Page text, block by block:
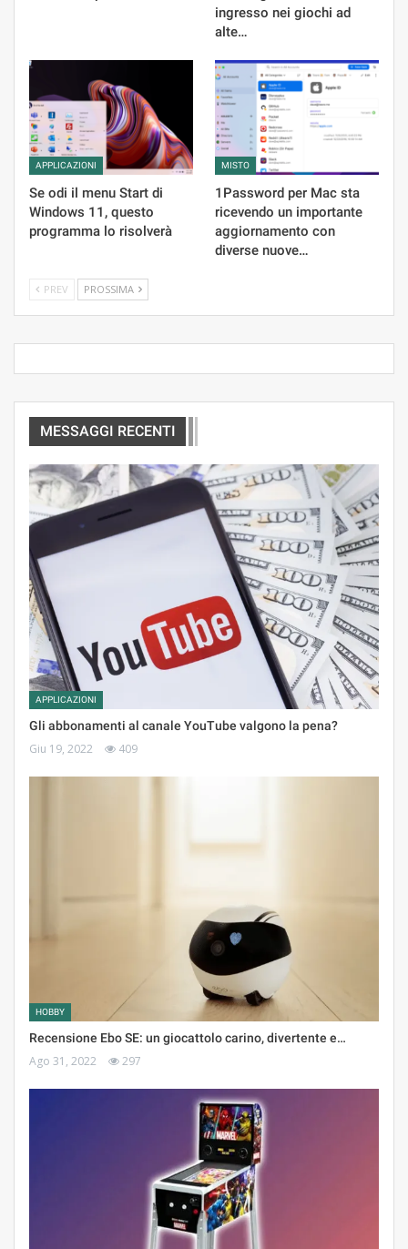
ingresso nei giochi ad
alte…
APPLICAZIONI
Se odi il menu Start di
Windows 11, questo
programma lo risolverà
MISTO
1Password per Mac sta
ricevendo un importante
aggiornamento con
diverse nuove…
PREV PROSSIMA
MESSAGGI RECENTI
APPLICAZIONI
Gli abbonamenti al canale YouTube valgono la pena?
Giu 19, 2022 409
HOBBY
Recensione Ebo SE: un giocattolo carino, divertente e…
Ago 31, 2022 297